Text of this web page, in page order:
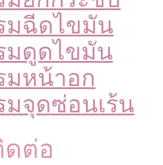
มฉีดไขมัน
มดูดไขมัน
มหน้าอก
มจุดซ่อนเร้น
ดต่อ